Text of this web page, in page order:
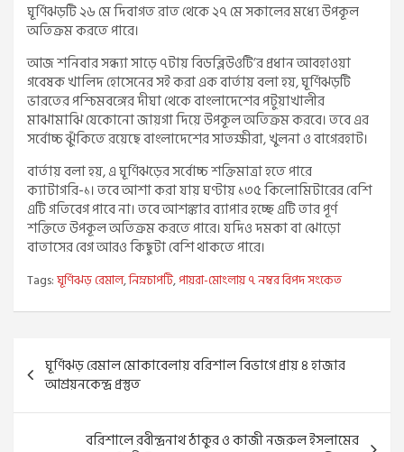
ঘূর্ণিঝড়টি ২৬ মে দিবাগত রাত থেকে ২৭ মে সকালের মধ্যে উপকূল
অতিক্রম করতে পারে।
আজ শনিবার সন্ধ্যা সাড়ে ৭টায় বিডব্লিউওটি’র প্রধান আবহাওয়া
গবেষক খালিদ হোসেনের সই করা এক বার্তায় বলা হয়, ঘূর্ণিঝড়টি
ভারতের পশ্চিমবঙ্গের দীঘা থেকে বাংলাদেশের পটুয়াখালীর
মাঝামাঝি যেকোনো জায়গা দিয়ে উপকূল অতিক্রম করবে। তবে এর
সর্বোচ্চ ঝুঁকিতে রয়েছে বাংলাদেশের সাতক্ষীরা, খুলনা ও বাগেরহাট।
বার্তায় বলা হয়, এ ঘূর্ণিঝড়ের সর্বোচ্চ শক্তিমাত্রা হতে পারে
ক্যাটাগরি-১। তবে আশা করা যায় ঘণ্টায় ১৩৫ কিলোমিটারের বেশি
এটি গতিবেগ পাবে না। তবে আশঙ্কার ব্যাপার হচ্ছে এটি তার পূর্ণ
শক্তিতে উপকূল অতিক্রম করতে পারে। যদিও দমকা বা ঝোড়ো
বাতাসের বেগ আরও কিছুটা বেশি থাকতে পারে।
Tags:ঘূর্ণিঝড় রেমাল,নিম্নচাপটি,পায়রা-মোংলায় ৭ নম্বর বিপদ সংকেত
Post
navigation
ঘূর্ণিঝড় রেমাল মোকাবেলায় বরিশাল বিভাগে প্রায় ৪ হাজার
আশ্রয়নকেন্দ্র প্রস্তুত
বরিশালে রবীন্দ্রনাথ ঠাকুর ও কাজী নজরুল ইসলামের